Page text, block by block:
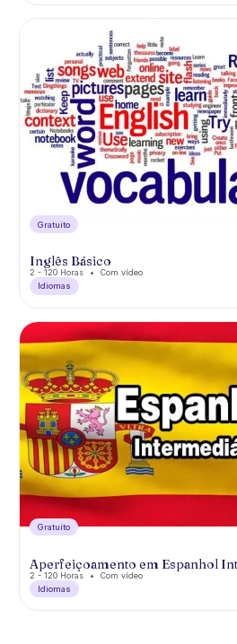
Gratuíto
Inglês Básico
2 - 120 Horas
Com vídeo
Idiomas
Gratuíto
Aperfeiçoamento em Espanhol
2 - 120 Horas
Com vídeo
Idiomas